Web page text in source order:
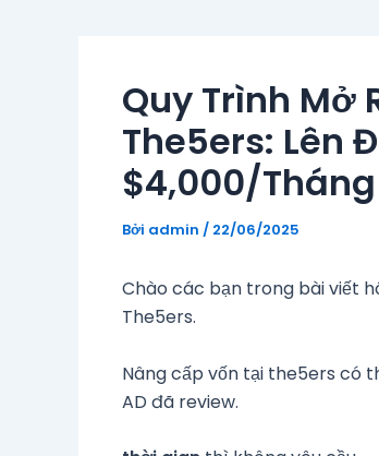
Quy Trình Mở
The5ers: Lên
$4,000/Tháng
Bởi admin / 22/06/2025
Chào các bạn trong bài viết
The5ers.
Nâng cấp vốn tại the5ers có
AD đã review.